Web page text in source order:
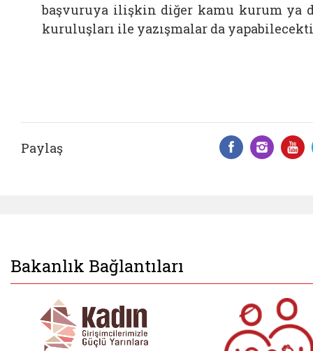
başvuruya ilişkin diğer kamu kurum ya
kuruluşları ile yazışmalar da
Paylaş
Bakanlık Bağlantıları